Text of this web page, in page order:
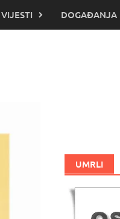
DOGAĐANJA
UMRLI